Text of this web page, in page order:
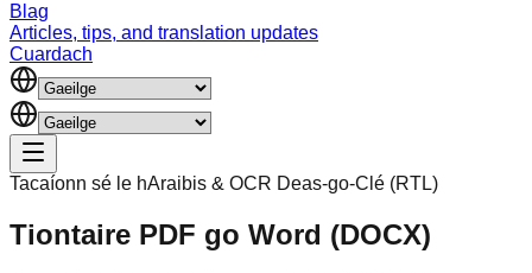
Blag
Articles, tips, and translation updates
Cuardach
Tacaíonn sé le hAraibis & OCR Deas-go-Clé (RTL)
Tiontaire PDF go Word (DOCX)